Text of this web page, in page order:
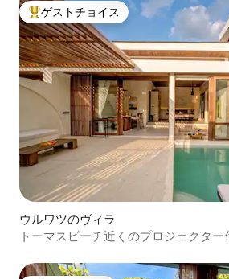
大好評のゲストチョイスです。
ゲストチョイス
ウルワツのヴィラ
トーマスビーチ近くのプロジェクター